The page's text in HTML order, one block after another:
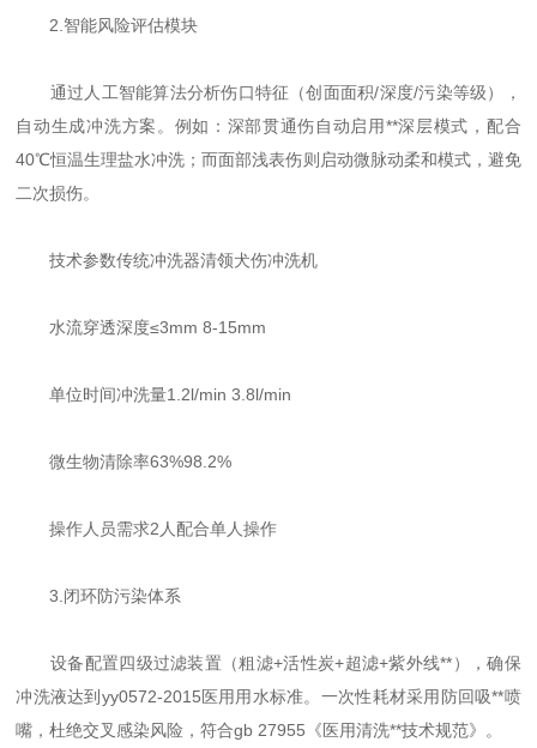
2.智能风险评估模块
通过人工智能算法分析伤口特征（创面面积/深度/污染等级），
自动生成冲洗方案。例如：深部贯通伤自动启用**深层模式，配合
40℃恒温生理盐水冲洗；而面部浅表伤则启动微脉动柔和模式，避免
二次损伤。
技术参数传统冲洗器清领犬伤冲洗机
水流穿透深度≤3mm 8-15mm
单位时间冲洗量1.2l/min 3.8l/min
微生物清除率63%98.2%
操作人员需求2人配合单人操作
3.闭环防污染体系
设备配置四级过滤装置（粗滤+活性炭+超滤+紫外线**），确保
冲洗液达到yy0572-2015医用用水标准。一次性耗材采用防回吸**喷
嘴，杜绝交叉感染风险，符合gb 27955《医用清洗**技术规范》。